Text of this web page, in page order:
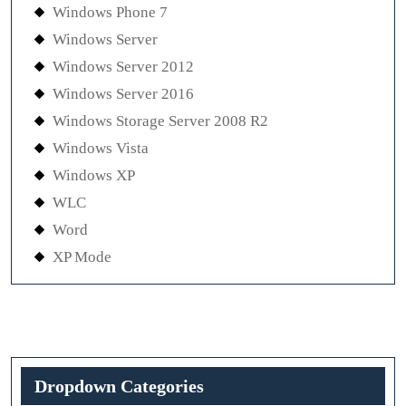
Windows Phone 7
Windows Server
Windows Server 2012
Windows Server 2016
Windows Storage Server 2008 R2
Windows Vista
Windows XP
WLC
Word
XP Mode
Dropdown Categories